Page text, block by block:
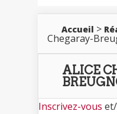
Accueil >
Chegaray-
ALICE
Inscrivez-vous